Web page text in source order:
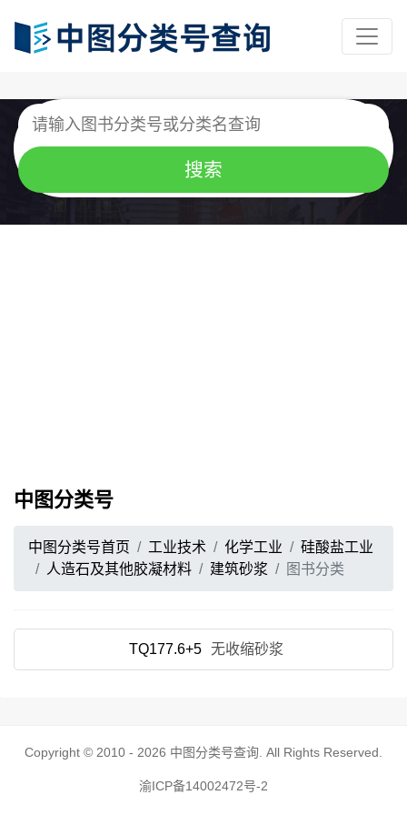
中图分类号
中图分类号首页 工业技术 化学工业
硅酸盐工业
人造石及其他胶凝材料
建筑砂浆 图书分类
TQ177.6+5 无收缩砂浆
Copyright © 2010 - 2026 中图分类号查询 . All Rights Reserved.
渝ICP备14002472号-2